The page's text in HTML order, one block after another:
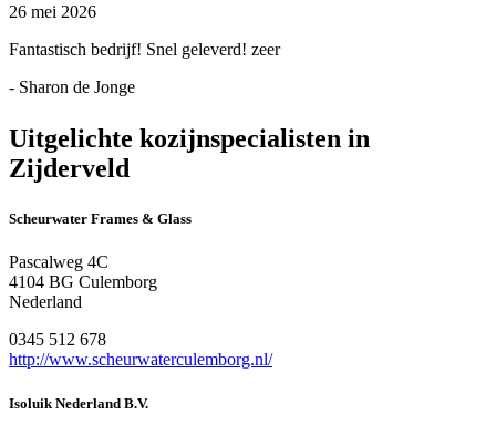
26 mei 2026
Fantastisch bedrijf! Snel geleverd! zeer
- Sharon de Jonge
Uitgelichte kozijnspecialisten in
Zijderveld
Scheurwater Frames & Glass
Pascalweg 4C
4104 BG Culemborg
Nederland
0345 512 678
http://www.scheurwaterculemborg.nl/
Isoluik Nederland B.V.